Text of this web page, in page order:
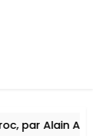
par Alain